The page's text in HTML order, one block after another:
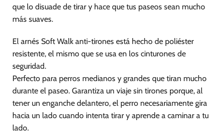
la
la
que lo disuade de tirar y hace que tus paseos sean mucho
más suaves.
El arnés Soft Walk anti-tirones está hecho de poliéster
resistente, el mismo que se usa en los cinturones de
seguridad.
Perfecto para perros medianos y grandes que tiran mucho
durante el paseo. Garantiza un viaje sin tirones porque, al
tener un enganche delantero, el perro necesariamente gira
hacia un lado cuando intenta tirar y aprende a caminar a tu
lado.